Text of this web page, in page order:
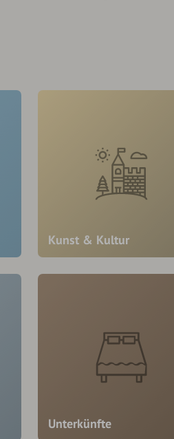
Kunst & Kultur
Unterkünfte